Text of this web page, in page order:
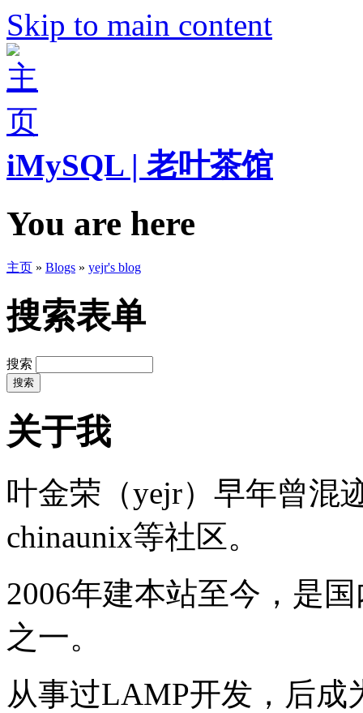
Skip to main content
iMySQL | 老叶茶馆
You are here
主页 » Blogs » yejr's blog
搜索表单
搜索
关于我
叶金荣（yejr）早年曾混
chinaunix等社区。
2006年建本站至今，是
之一。
从事过LAMP开发，后成